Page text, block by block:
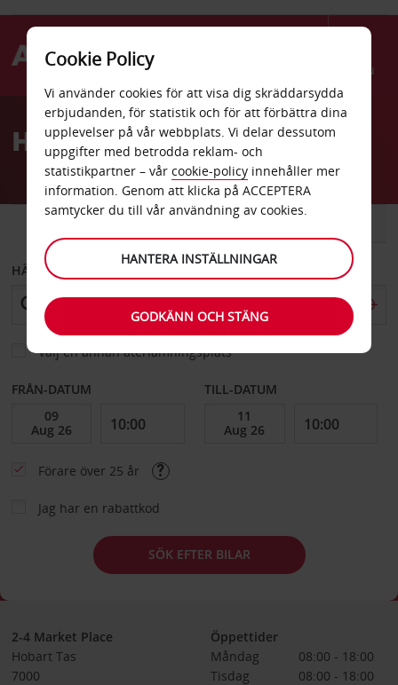
Menu
AvisHyrbil Hobart
BIL
HÄMTA FRÅN
Välj en annan återlämningsplats
FRÅN-DATUM TILL-DATUM
Förare över 25 år
Jag har en rabattkod
SÖK EFTER BILAR
2-4 Market Place
Hobart Tas
7000
Öppettider
Måndag
08:00 - 18:00
Tisdag
08:00 - 18:00
Cookie Policy
Vi använder cookies för att visa dig skräddarsydda
erbjudanden, för statistik och för att förbättra dina
upplevelser på vår webbplats. Vi delar dessutom
uppgifter med betrodda reklam- och
statistikpartner – vår cookie-policy innehåller mer
information. Genom att klicka på ACCEPTERA
samtycker du till vår användning av cookies.
HANTERA INSTÄLLNINGAR
GODKÄNN OCH STÄNG